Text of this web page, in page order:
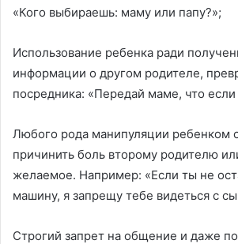
«Кого выбираешь: маму или папу?»;
Использование ребенка ради
информации о другом родителе,
посредника: «Передай маме, что
Любого рода манипуляции ребенком
причинить боль второму родителю
желаемое. Например: «Если ты не
машину, я запрещу тебе видеться с
Строгий запрет на общение и даже